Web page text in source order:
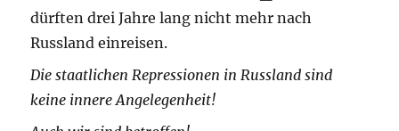
dürften drei Jahre lang nicht mehr nach
Russland einreisen.
Die staatlichen Repressionen in Russland sind
keine innere Angelegenheit!